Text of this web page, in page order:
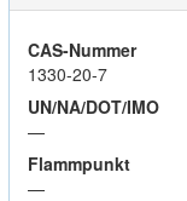
CAS-Nummer
1330-20-7
UN/NA/DOT/IMO
—
Flammpunkt
—